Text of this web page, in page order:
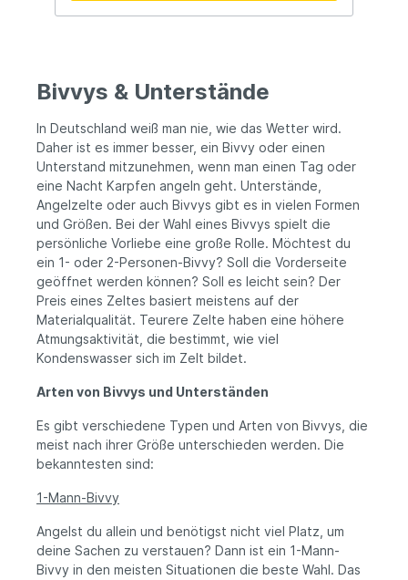
Angelschirmzelt, wasserdichtes Zelt,
Bivvys & Unterstände
In Deutschland weiß man nie, wie das Wetter wird.
Daher ist es immer besser, ein Bivvy oder einen
Unterstand mitzunehmen, wenn man einen Tag oder
eine Nacht Karpfen angeln geht. Unterstände,
Angelzelte oder auch Bivvys gibt es in vielen Formen
und Größen. Bei der Wahl eines Bivvys spielt die
persönliche Vorliebe eine große Rolle. Möchtest du
ein 1- oder 2-Personen-Bivvy? Soll die Vorderseite
geöffnet werden können? Soll es leicht sein? Der
Preis eines Zeltes basiert meistens auf der
Materialqualität. Teurere Zelte haben eine höhere
Atmungsaktivität, die bestimmt, wie viel
Kondenswasser sich im Zelt bildet.
Arten von Bivvys und Unterständen
Es gibt verschiedene Typen und Arten von Bivvys, die
meist nach ihrer Größe unterschieden werden. Die
bekanntesten sind:
1-Mann-Bivvy
Angelst du allein und benötigst nicht viel Platz, um
deine Sachen zu verstauen? Dann ist ein 1-Mann-
Bivvy in den meisten Situationen die beste Wahl. Das